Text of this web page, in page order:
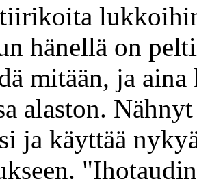
hänellä on
mitään, ja
alaston.
ja käyttää